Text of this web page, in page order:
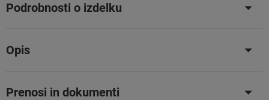
Podrobnosti o izdelku
Opis
Prenosi in dokumenti